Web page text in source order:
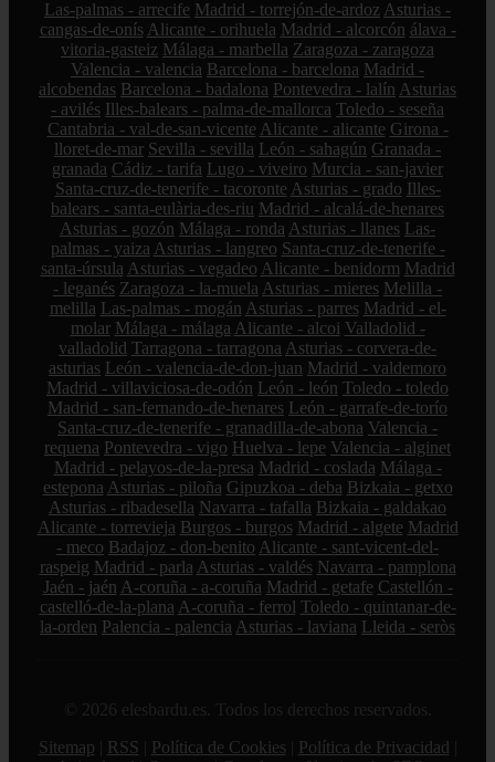
Las-palmas - arrecife Madrid - torrejón-de-ardoz Asturias -
cangas-de-onís Alicante - orihuela Madrid - alcorcón álava -
vitoria-gasteiz Málaga - marbella Zaragoza - zaragoza
Valencia - valencia Barcelona - barcelona Madrid -
alcobendas Barcelona - badalona Pontevedra - lalín Asturias
- avilés Illes-balears - palma-de-mallorca Toledo - seseña
Cantabria - val-de-san-vicente Alicante - alicante Girona -
lloret-de-mar Sevilla - sevilla León - sahagún Granada -
granada Cádiz - tarifa Lugo - viveiro Murcia - san-javier
Santa-cruz-de-tenerife - tacoronte Asturias - grado Illes-
balears - santa-eulària-des-riu Madrid - alcalá-de-henares
Asturias - gozón Málaga - ronda Asturias - llanes Las-
palmas - yaiza Asturias - langreo Santa-cruz-de-tenerife -
santa-úrsula Asturias - vegadeo Alicante - benidorm Madrid
- leganés Zaragoza - la-muela Asturias - mieres Melilla -
melilla Las-palmas - mogán Asturias - parres Madrid - el-
molar Málaga - málaga Alicante - alcoi Valladolid -
valladolid Tarragona - tarragona Asturias - corvera-de-
asturias León - valencia-de-don-juan Madrid - valdemoro
Madrid - villaviciosa-de-odón León - león Toledo - toledo
Madrid - san-fernando-de-henares León - garrafe-de-torío
Santa-cruz-de-tenerife - granadilla-de-abona Valencia -
requena Pontevedra - vigo Huelva - lepe Valencia - alginet
Madrid - pelayos-de-la-presa Madrid - coslada Málaga -
estepona Asturias - piloña Gipuzkoa - deba Bizkaia - getxo
Asturias - ribadesella Navarra - tafalla Bizkaia - galdakao
Alicante - torrevieja Burgos - burgos Madrid - algete Madrid
- meco Badajoz - don-benito Alicante - sant-vicent-del-
raspeig Madrid - parla Asturias - valdés Navarra - pamplona
Jaén - jaén A-coruña - a-coruña Madrid - getafe Castellón -
castelló-de-la-plana A-coruña - ferrol Toledo - quintanar-de-
la-orden Palencia - palencia Asturias - laviana Lleida - seròs
© 2026 elesbardu.es. Todos los derechos reservados.
Sitemap
RSS Política de Cookies Política de Privacidad